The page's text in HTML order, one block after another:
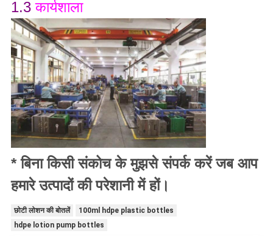
1.3 कार्यशाला
* बिना किसी संकोच के मुझसे संपर्क करें जब आप
हमारे उत्पादों की परेशानी में हों।
छोटी लोशन की बोतलें
100ml hdpe plastic bottles
hdpe lotion pump bottles